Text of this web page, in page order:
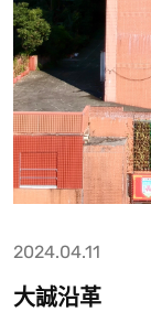
2024.04.11
大誠沿革